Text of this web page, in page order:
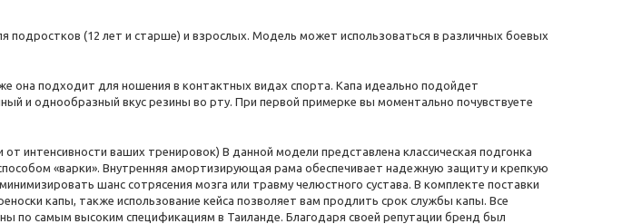
подростков (12 лет и старше) и взрослых. Модель может использоваться в различных боевых
она подходит для ношения в контактных видах спорта. Капа идеально подойдет
и однообразный вкус резины во рту. При первой примерке вы моментально почувствуете
интенсивности ваших тренировок) В данной модели представлена классическая подгонка
«варки». Внутренняя амортизирующая рама обеспечивает надежную защиту и крепкую
шанс сотрясения мозга или травму челюстного сустава. В комплекте поставки
капы, также использование кейса позволяет вам продлить срок службы капы. Все
по самым высоким спецификациям в Таиланде. Благодаря своей репутации бренд был